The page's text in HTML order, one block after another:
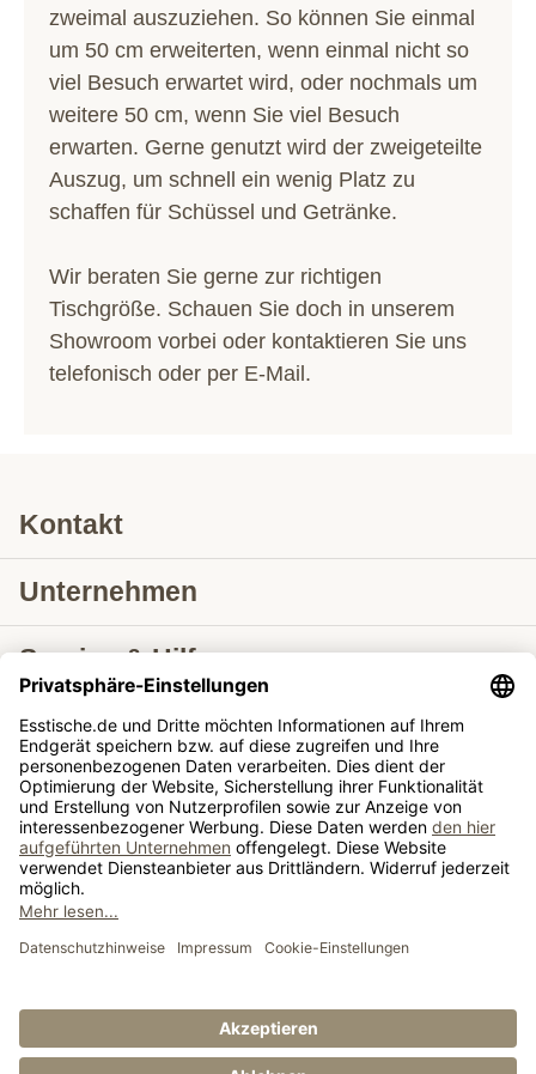
zweimal auszuziehen. So können Sie einmal
um 50 cm erweiterten, wenn einmal nicht so
viel Besuch erwartet wird, oder nochmals um
weitere 50 cm, wenn Sie viel Besuch
erwarten. Gerne genutzt wird der zweigeteilte
Auszug, um schnell ein wenig Platz zu
schaffen für Schüssel und Getränke.
Wir beraten Sie gerne zur richtigen
Tischgröße. Schauen Sie doch in unserem
Showroom vorbei oder kontaktieren Sie uns
telefonisch oder per E-Mail.
Kontakt
Unternehmen
Service & Hilfe
Lieferung nach
Tische ausziehbar
Tische